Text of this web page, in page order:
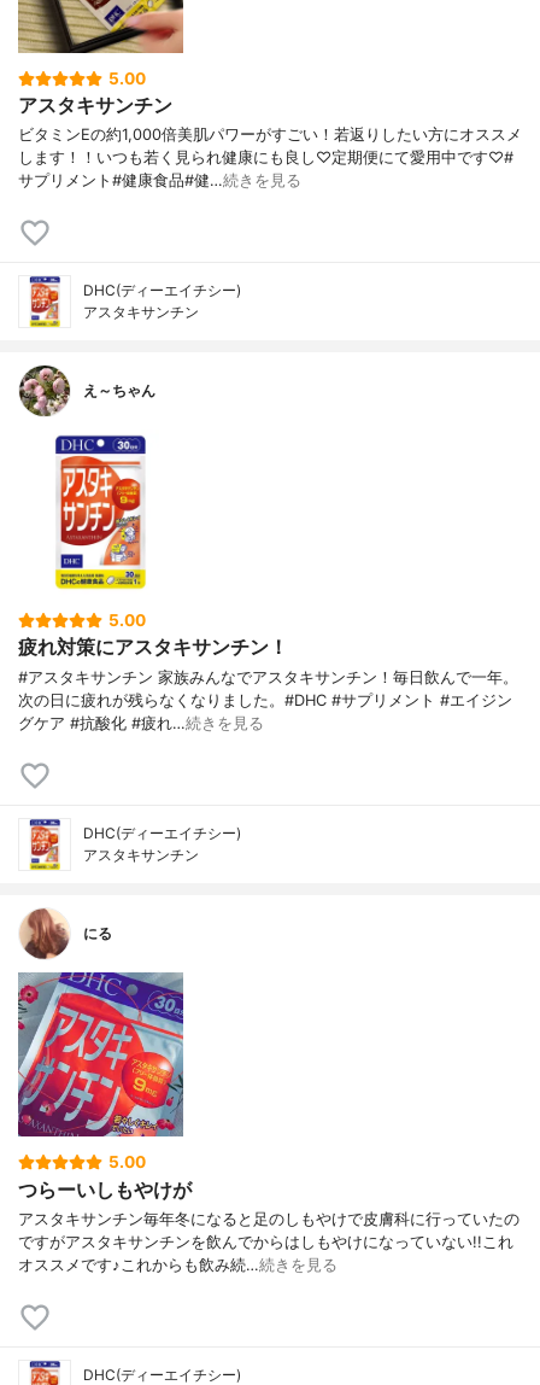
5.00
アスタキサンチン
ビタミンEの約1,000倍美肌パワーがすごい！若返りしたい方にオススメ
します！！いつも若く見られ健康にも良し♡定期便にて愛用中です♡#
サプリメント#健康食品#健…続きを見る
DHC(ディーエイチシー)
アスタキサンチン
え～ちゃん
5.00
疲れ対策にアスタキサンチン！
#アスタキサンチン 家族みんなでアスタキサンチン！毎日飲んで一年。
次の日に疲れが残らなくなりました。#DHC #サプリメント #エイジン
グケア #抗酸化 #疲れ…続きを見る
DHC(ディーエイチシー)
アスタキサンチン
にる
5.00
つらーいしもやけが
アスタキサンチン毎年冬になると足のしもやけで皮膚科に行っていたの
ですがアスタキサンチンを飲んでからはしもやけになっていない!!これ
オススメです♪これからも飲み続…続きを見る
DHC(ディーエイチシー)